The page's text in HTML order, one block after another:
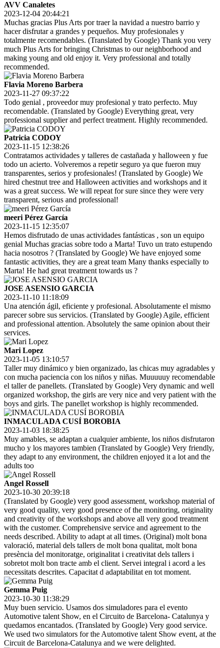
AVV Canaletes
2023-12-04 20:44:21
Muchas gracias Plus Arts por traer la navidad a nuestro barrio y
hacer disfrutar a grandes y pequeños. Muy profesionales y
totalmente recomendables. (Translated by Google) Thank you very
much Plus Arts for bringing Christmas to our neighborhood and
making young and old enjoy it. Very professional and totally
recommended.
Flavia Moreno Barbera
2023-11-27 09:37:22
Todo genial , proveedor muy profesional y trato perfecto. Muy
recomendable. (Translated by Google) Everything great, very
professional supplier and perfect treatment. Highly recommended.
Patricia CODOY
2023-11-15 12:38:26
Contratamos actividades y talleres de castañada y halloween y fue
todo un acierto. Volveremos a repetir seguro ya que fueron muy
transparentes, serios y profesionales! (Translated by Google) We
hired chestnut tree and Halloween activities and workshops and it
was a great success. We will repeat for sure since they were very
transparent, serious and professional!
meeri Pérez García
2023-11-15 12:35:07
Hemos disfrutado de unas actividades fantásticas , son un equipo
genial Muchas gracias sobre todo a Marta! Tuvo un trato estupendo
hacia nosotros ? (Translated by Google) We have enjoyed some
fantastic activities, they are a great team Many thanks especially to
Marta! He had great treatment towards us ?
JOSE ASENSIO GARCIA
2023-11-10 11:18:09
Una atención ágil, eficiente y profesional. Absolutamente el mismo
parecer sobre sus servicios. (Translated by Google) Agile, efficient
and professional attention. Absolutely the same opinion about their
services.
Mari Lopez
2023-11-05 13:10:57
Taller muy dinámico y bien organizado, las chicas muy agradables y
con mucha paciencia con los niños y niñas. Muuuuuy recomendable
el taller de panellets. (Translated by Google) Very dynamic and well
organized workshop, the girls are very nice and very patient with the
boys and girls. The panellet workshop is highly recommended.
INMACULADA CUSÍ BOROBIA
2023-11-03 18:38:25
Muy amables, se adaptan a cualquier ambiente, los niños disfrutaron
mucho y los mayores tambien (Translated by Google) Very friendly,
they adapt to any environment, the children enjoyed it a lot and the
adults too
Angel Rossell
2023-10-30 20:39:18
(Translated by Google) very good assessment, workshop material of
very good quality, very good presence of the monitoring, originality
and creativity of the workshops and above all very good treatment
with the customer. Comprehensive service and agreement to the
needs described. Ability to adapt at all times. (Original) molt bona
valoració, material dels tallers de molt bona qualitat, molt bona
presència del monitoratge, originalitat i creativitat dels tallers i
sobretot molt bon tracte amb el client. Servei integral i acord a les
necessitats descrites. Capacitat d adaptabilitat en tot moment.
Gemma Puig
2023-10-30 11:38:29
Muy buen servicio. Usamos dos simuladores para el evento
Automotive talent Show, en el Circuito de Barcelona- Catalunya y
quedamos encantados. (Translated by Google) Very good service.
We used two simulators for the Automotive talent Show event, at the
Circuit de Barcelona-Catalunya and we were delighted.